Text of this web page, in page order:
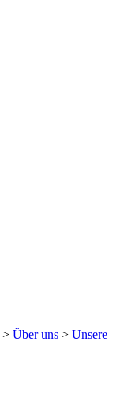
> Über uns > Unsere